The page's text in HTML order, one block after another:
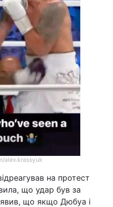
alex.krassyuk
на протест
що удар був за
що якщо Дюбуа і